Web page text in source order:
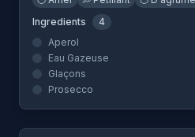
Ingredients
4
Aperol
Eau Gazeuse
Glaçons
Prosecco